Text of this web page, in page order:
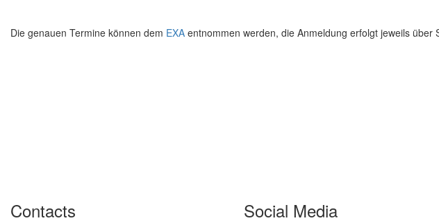
Die genauen Termine können dem EXA entnommen werden, die Anmeldung erfolgt jeweils über
Contacts Social Media